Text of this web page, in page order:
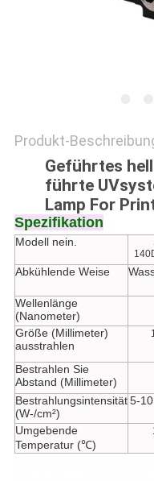
Produkt-
Geführtes
führte
Lamp For
Spezifikation
Modell nein.
Abkühlende Weise
Wellenlänge
(Nanometer)
Größe (Millimeter)
ausstrahlen
Bestrahlen Sie
Abstand (Millimeter)
Bestrahlungsintensität
(W-/cm²)
5-
Umgebende
Temperatur (℃)